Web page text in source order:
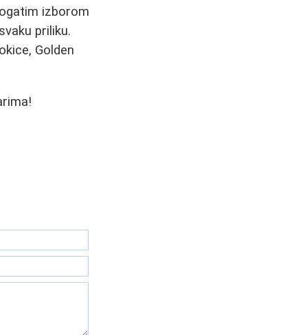
izborom
priliku.
Golden